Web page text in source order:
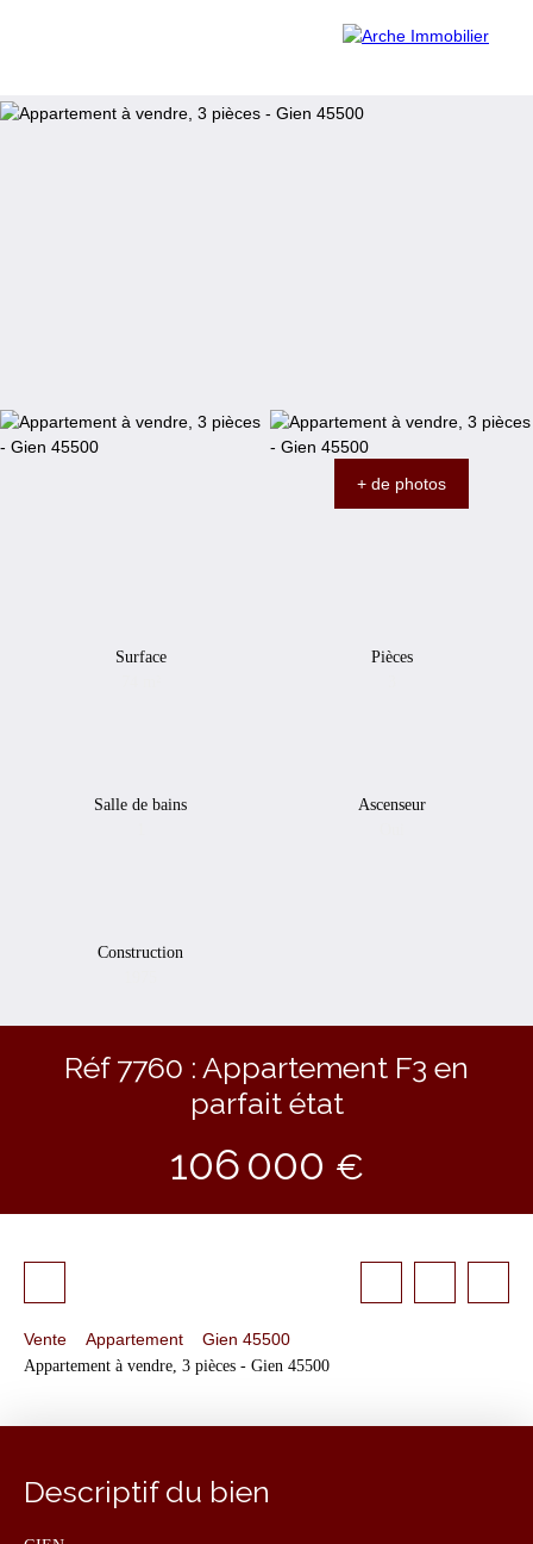
+ de photos
Surface
Pièces
Salle de bains
Ascenseur
Construction
Réf 7760 : Appartement F3 en
parfait état
106 000 €
Vente Appartement
Gien 45500
Appartement à vendre, 3 pièces - Gien 45500
Descriptif du bien